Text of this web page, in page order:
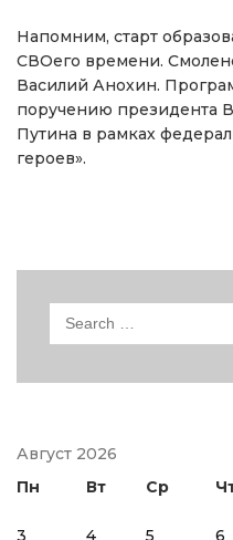
Напомним, старт
СВОего времени.
Василий Анохин.
поручению президента
Путина в рамках
героев».
Search
Август 2026
Пн
Вт Ср
3
4 5 6